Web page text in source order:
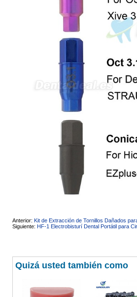
Anterior: Kit de Extracción de Tornillos Dañados
Siguiente: HF-1 Electrobisturí Dental Portátil para
Quizá usted también como